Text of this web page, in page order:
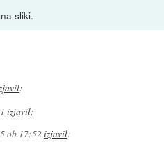
sliki.
:
izjavil:
ob 17:52izjavil: